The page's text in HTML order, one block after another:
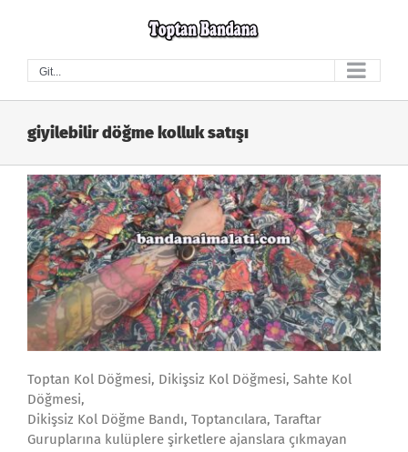
Git...
giyilebilir döğme kolluk satışı
Toptan Kol Döğmesi, Dikişsiz Kol Döğmesi, Sahte Kol
Döğmesi,
Dikişsiz Kol Döğme Bandı, Toptancılara, Taraftar
Guruplarına kulüplere şirketlere ajanslara çıkmayan